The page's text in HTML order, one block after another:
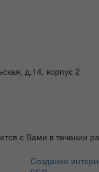
д.14, корпус 2
с Вами в течении
Создание